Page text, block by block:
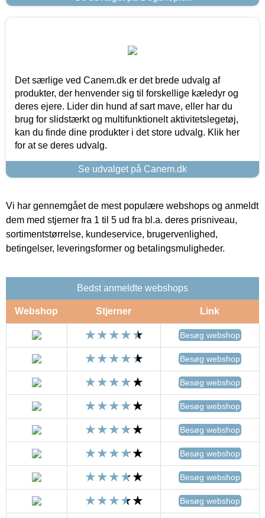
Det særlige ved Canem.dk er det brede udvalg af
produkter, der henvender sig til forskellige kæledyr og
deres ejere. Lider din hund af sart mave, eller har du
brug for slidstærkt og multifunktionelt aktivitetslegetøj,
kan du finde dine produkter i det store udvalg. Klik her
for at se deres udvalg.
Se udvalget på Canem.dk
Vi har gennemgået de mest populære webshops og anmeldt
dem med stjerner fra 1 til 5 ud fra bl.a. deres prisniveau,
sortimentstørrelse, kundeservice, brugervenlighed,
betingelser, leveringsformer og betalingsmuligheder.
Bedst anmeldte webshops
Webshop Stjerner Link
Besøg webshop
Besøg webshop
Besøg webshop
Besøg webshop
Besøg webshop
Besøg webshop
Besøg webshop
Besøg webshop